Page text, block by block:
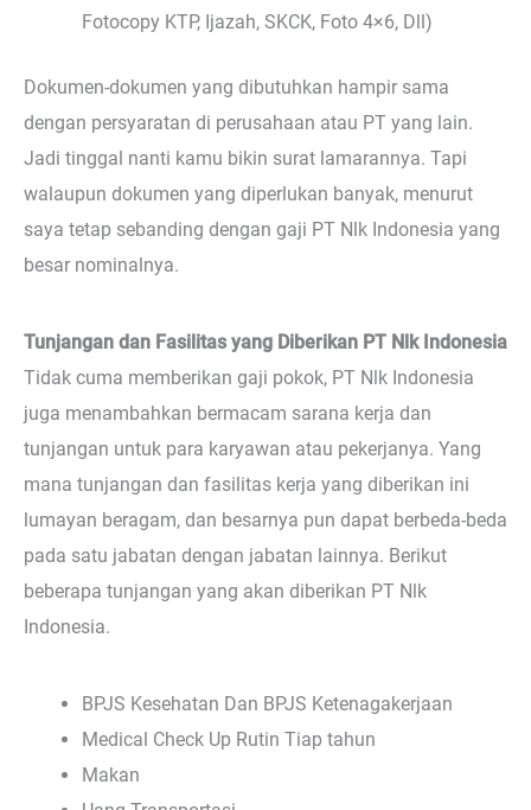
Fotocopy KTP, Ijazah, SKCK, Foto 4×6, Dll)
Dokumen-dokumen yang dibutuhkan hampir sama
dengan persyaratan di perusahaan atau PT yang lain.
Jadi tinggal nanti kamu bikin surat lamarannya. Tapi
walaupun dokumen yang diperlukan banyak, menurut
saya tetap sebanding dengan gaji PT Nlk Indonesia yang
besar nominalnya.
Tunjangan dan Fasilitas yang Diberikan PT Nlk Indonesia
Tidak cuma memberikan gaji pokok, PT Nlk Indonesia
juga menambahkan bermacam sarana kerja dan
tunjangan untuk para karyawan atau pekerjanya. Yang
mana tunjangan dan fasilitas kerja yang diberikan ini
lumayan beragam, dan besarnya pun dapat berbeda-beda
pada satu jabatan dengan jabatan lainnya. Berikut
beberapa tunjangan yang akan diberikan PT Nlk
Indonesia.
BPJS Kesehatan Dan BPJS Ketenagakerjaan
Medical Check Up Rutin Tiap tahun
Makan